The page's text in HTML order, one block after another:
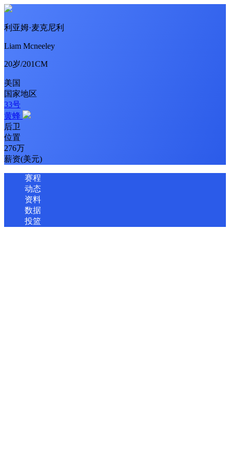
利亚姆·麦克尼利
Liam Mcneeley
20岁/201CM
美国
国家地区
33号
黄蜂
后卫
位置
276万
薪资(美元)
赛程
动态
资料
数据
投篮